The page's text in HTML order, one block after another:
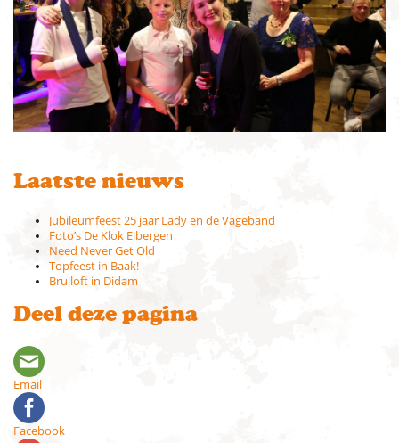
Laatste nieuws
Jubileumfeest 25 jaar Lady en de Vageband
Foto’s De Klok Eibergen
Need Never Get Old
Topfeest in Baak!
Bruiloft in Didam
Deel deze pagina
Email
Facebook